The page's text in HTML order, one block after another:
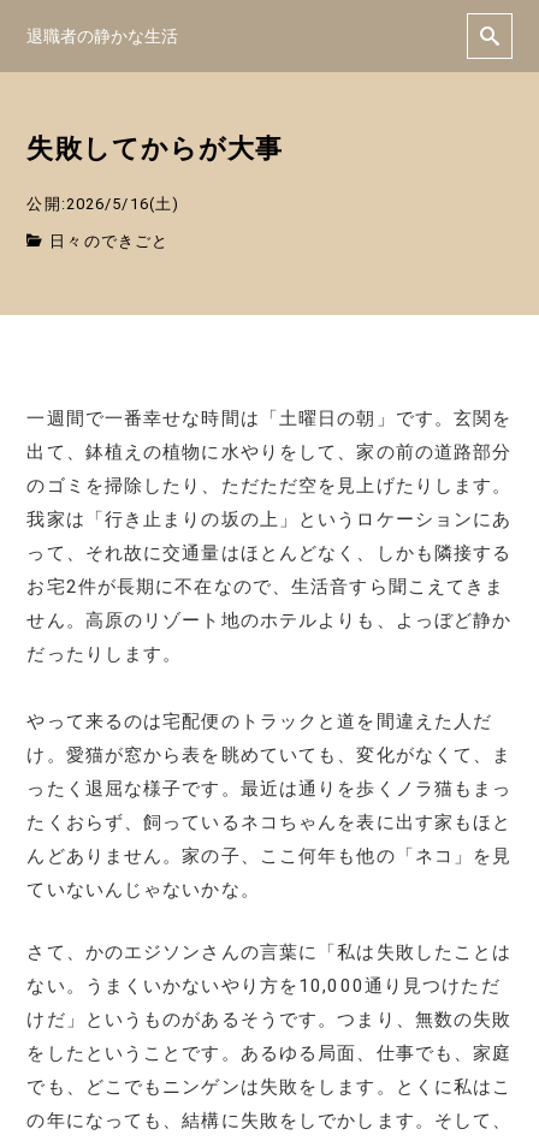
退職者の静かな生活
失敗してからが大事
公開:2026/5/16(土)
日々のできごと
一週間で一番幸せな時間は「土曜日の朝」です。玄関を
出て、鉢植えの植物に水やりをして、家の前の道路部分
のゴミを掃除したり、ただただ空を見上げたりします。
我家は「行き止まりの坂の上」というロケーションにあ
って、それ故に交通量はほとんどなく、しかも隣接する
お宅2件が長期に不在なので、生活音すら聞こえてきま
せん。高原のリゾート地のホテルよりも、よっぼど静か
だったりします。
やって来るのは宅配便のトラックと道を間違えた人だ
け。愛猫が窓から表を眺めていても、変化がなくて、ま
ったく退屈な様子です。最近は通りを歩くノラ猫もまっ
たくおらず、飼っているネコちゃんを表に出す家もほと
んどありません。家の子、ここ何年も他の「ネコ」を見
ていないんじゃないかな。
さて、かのエジソンさんの言葉に「私は失敗したことは
ない。うまくいかないやり方を10,000通り見つけただ
けだ」というものがあるそうです。つまり、無数の失敗
をしたということです。あるゆる局面、仕事でも、家庭
でも、どこでもニンゲンは失敗をします。とくに私はこ
の年になっても、結構に失敗をしでかします。そして、